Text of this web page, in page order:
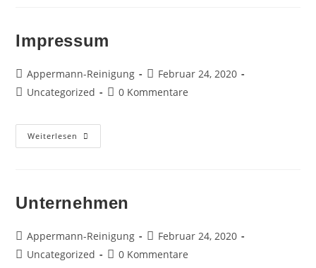
Impressum
Beitrags-
Autor:
Appermann-Reinigung
Beitrag
veröffentlicht:
Februar 24, 2020
Beitrags-
Uncategorized
Beitrags-
0 Kommentare
Weiterlesen Impressum
Unternehmen
Beitrags-
Autor:
Appermann-Reinigung
Beitrag
veröffentlicht:
Februar 24, 2020
Beitrags-
Uncategorized
Beitrags-
0 Kommentare